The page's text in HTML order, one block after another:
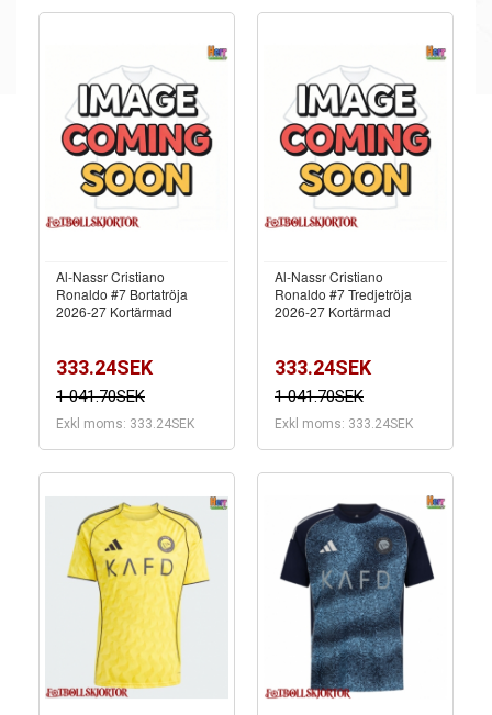
Al-Nassr Cristiano
Ronaldo #7 Bortatröja
2026-27 Kortärmad
333.24SEK
1 041.70SEK
Exkl moms: 333.24SEK
Al-Nassr Cristiano
Ronaldo #7 Tredjetröja
2026-27 Kortärmad
333.24SEK
1 041.70SEK
Exkl moms: 333.24SEK